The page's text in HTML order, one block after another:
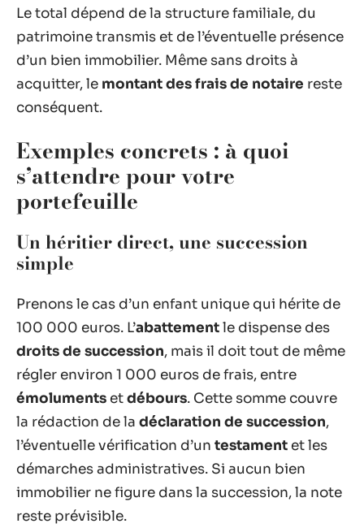
Le total dépend de la structure familiale, du
patrimoine transmis et de l’éventuelle présence
d’un bien immobilier. Même sans droits à
acquitter, le montant des frais de notaire reste
conséquent.
Exemples concrets : à quoi
s’attendre pour votre
portefeuille
Un héritier direct, une succession
simple
Prenons le cas d’un enfant unique qui hérite de
100 000 euros. L’abattementle dispense des
droits de succession, mais il doit tout de même
régler environ 1 000 euros de frais, entre
émoluments etdébours. Cette somme couvre
la rédaction de la déclaration de succession,
l’éventuelle vérification d’un testament et les
démarches administratives. Si aucun bien
immobilier ne figure dans la succession, la note
reste prévisible.